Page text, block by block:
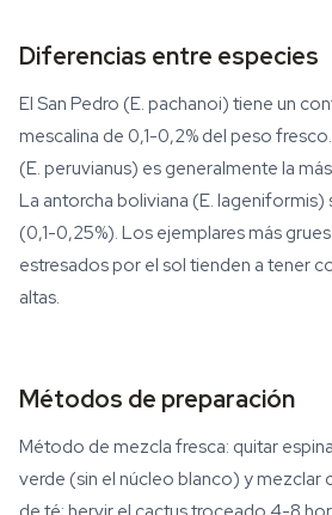
Diferencias entre especies
El San Pedro (E. pachanoi) tiene un
mescalina de 0,1-0,2% del peso
(E. peruvianus) es generalmente la
La antorcha boliviana (E. lageniformis)
(0,1-0,25%). Los ejemplares más
estresados por el sol tienden a tener
altas.
Métodos de preparación
Método de mezcla fresca: quitar
verde (sin el núcleo blanco) y mezclar